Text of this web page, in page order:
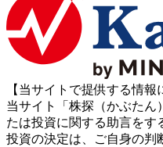
【当サイトで提供する情報
当サイト「株探（かぶたん
たは投資に関する助言をす
投資の決定は、ご自身の判